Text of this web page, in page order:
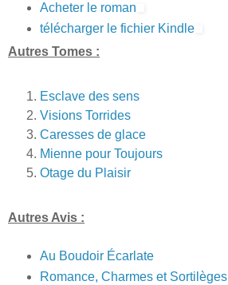
Acheter le roman
télécharger le fichier Kindle
Autres Tomes :
Esclave des sens
Visions Torrides
Caresses de glace
Mienne pour Toujours
Otage du Plaisir
Autres Avis :
Au Boudoir Écarlate
Romance, Charmes et Sortilèges